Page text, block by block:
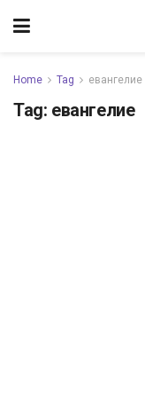
Home Tag евангелие
Tag: евангелие